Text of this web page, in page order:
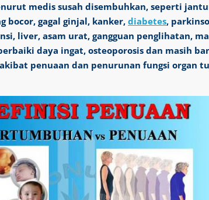
medis susah disembuhkan, seperti
bocor, gagal ginjal, kanker,diabetes,
liver, asam urat, gangguan penglihatan,
daya ingat, osteoporosis dan masih
penuaan dan penurunan fungsi organ